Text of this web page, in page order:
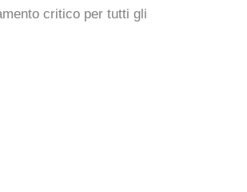
critico per tutti gli